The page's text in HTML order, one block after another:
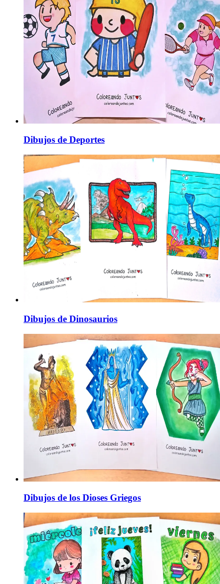
Dibujos de Deportes
Dibujos de Dinosaurios
Dibujos de los Dioses Griegos